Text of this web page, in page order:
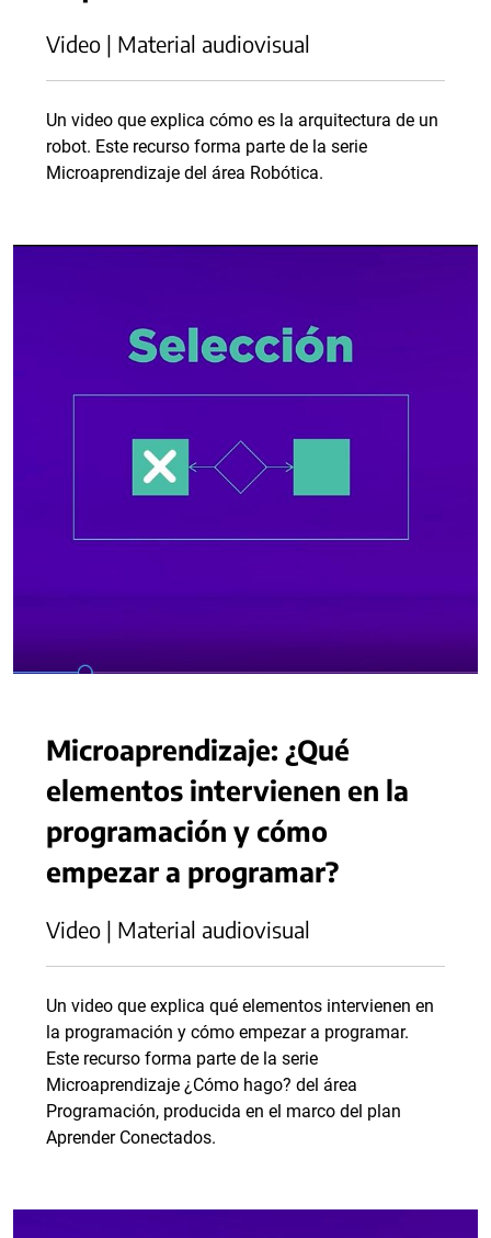
Video | Material audiovisual
Un video que explica cómo es la arquitectura de un
robot. Este recurso forma parte de la serie
Microaprendizaje del área Robótica.
Microaprendizaje: ¿Qué
elementos intervienen en la
programación y cómo
empezar a programar?
Video | Material audiovisual
Un video que explica qué elementos intervienen en
la programación y cómo empezar a programar.
Este recurso forma parte de la serie
Microaprendizaje ¿Cómo hago? del área
Programación, producida en el marco del plan
Aprender Conectados.